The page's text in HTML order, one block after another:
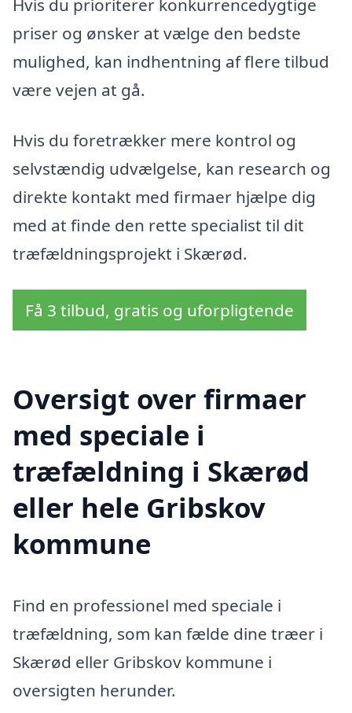
Hvis du prioriterer konkurrencedygtige
priser og ønsker at vælge den bedste
mulighed, kan indhentning af flere tilbud
være vejen at gå.
Hvis du foretrækker mere kontrol og
selvstændig udvælgelse, kan research og
direkte kontakt med firmaer hjælpe dig
med at finde den rette specialist til dit
træfældningsprojekt i Skærød.
Få 3 tilbud, gratis og uforpligtende
Oversigt over firmaer
med speciale i
træfældning i Skærød
eller hele Gribskov
kommune
Find en professionel med speciale i
træfældning, som kan fælde dine træer i
Skærød eller Gribskov kommune i
oversigten herunder.